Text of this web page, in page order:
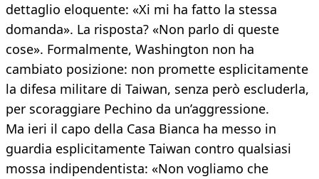
dettaglio eloquente: «Xi mi ha fatto la stessa
domanda». La risposta? «Non parlo di queste
cose». Formalmente, Washington non ha
cambiato posizione: non promette esplicitamente
la difesa militare di Taiwan, senza però escluderla,
per scoraggiare Pechino da un’aggressione.
Ma ieri il capo della Casa Bianca ha messo in
guardia esplicitamente Taiwan contro qualsiasi
mossa indipendentista: «Non vogliamo che